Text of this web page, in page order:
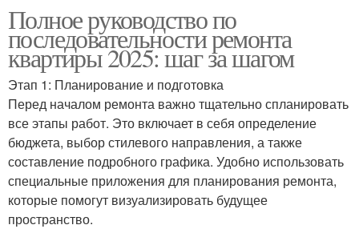
Полное руководство по
последовательности ремонта
квартиры 2025: шаг за шагом
Этап 1: Планирование и подготовка
Перед началом ремонта важно тщательно спланировать
все этапы работ. Это включает в себя определение
бюджета, выбор стилевого направления, а также
составление подробного графика. Удобно использовать
специальные приложения для планирования ремонта,
которые помогут визуализировать будущее
пространство.